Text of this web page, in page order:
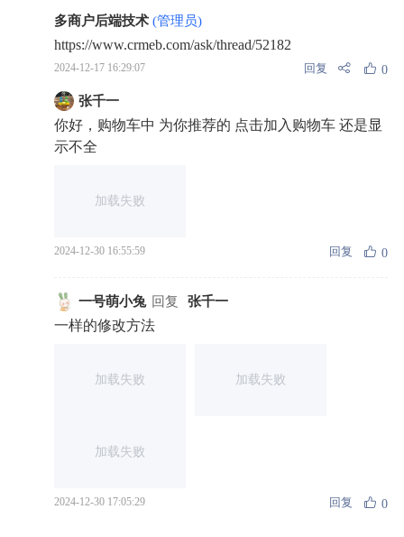
多商户后端技术 (管理员)
https://www.crmeb.com/ask/thread/52182
2024-12-17 16:29:07 回复 0
张千一
你好，购物车中 为你推荐的 点击加入购物车 还是显
示不全
加载失败
2024-12-30 16:55:59 回复 0
一号萌小兔 回复 张千一
一样的修改方法
加载失败 加载失败
加载失败
2024-12-30 17:05:29 回复 0